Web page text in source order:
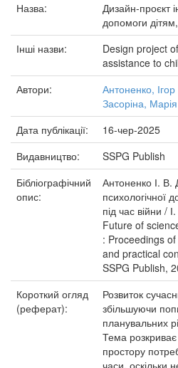
Назва:
Дизайн-проєкт
допомоги
Інші назви:
Design project
assistance to
Автори:
Антоненко,
Засоріна, Марія
Дата публікації:
16-чер-2025
Видавництво:
SSPG Publish
Бібліографічний
опис:
Антоненко І. В.
психологічної
під час війни /
Future of
: Proceedings
and practical
SSPG Publish,
Короткий огляд
(реферат):
Розвиток
збільшуючи
планувальних
Тема розкриває
простору
часи, оскільки